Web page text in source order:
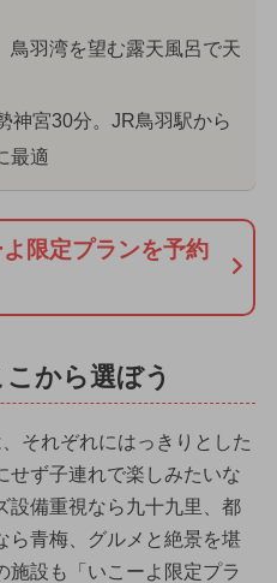
鳥羽湾を望む露天風呂で天
神宮30分。JR鳥羽駅から
最適
よ限定プランを予約
から選ぼう
それぞれにはっきりとした
せず子連れで楽しみたいな
設備重視なら九十九里、都
ら青梅、グルメと絶景を堪
設も「いこーよ限定プラ